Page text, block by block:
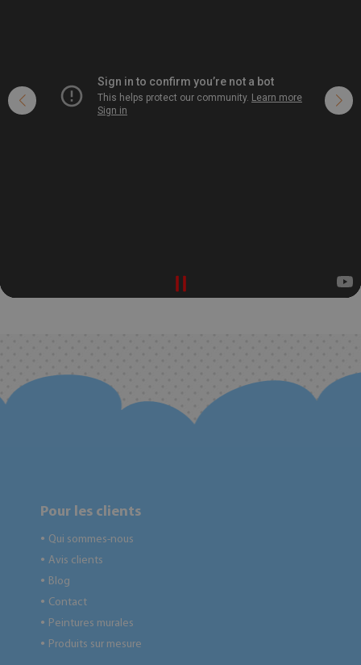
Pour les clients
● Qui sommes-nous
● Avis clients
● Blog
● Contact
● Peintures murales
● Produits sur mesure